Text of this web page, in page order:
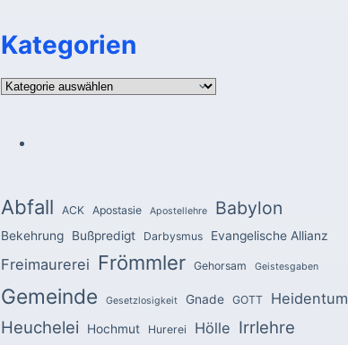
Kategorien
Kategorien
Abfall ACK Apostasie Apostellehre Babylon
Bekehrung Bußpredigt Darbysmus Evangelische Allianz
Freimaurerei Frömmler Gehorsam Geistesgaben
Gemeinde Gesetzlosigkeit Gnade GOTT Heidentum
Heuchelei Hochmut Hurerei Hölle Irrlehre